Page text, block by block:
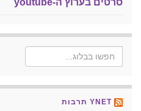
סרטים בערוץ ה-youtube
Search for:
YNET תרבות